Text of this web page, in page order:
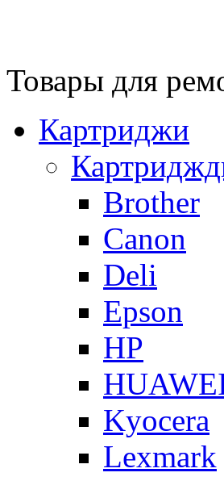
Товары для
Картриджи
Brother
Canon
Deli
Epson
HP
Kyocera
Lexmark